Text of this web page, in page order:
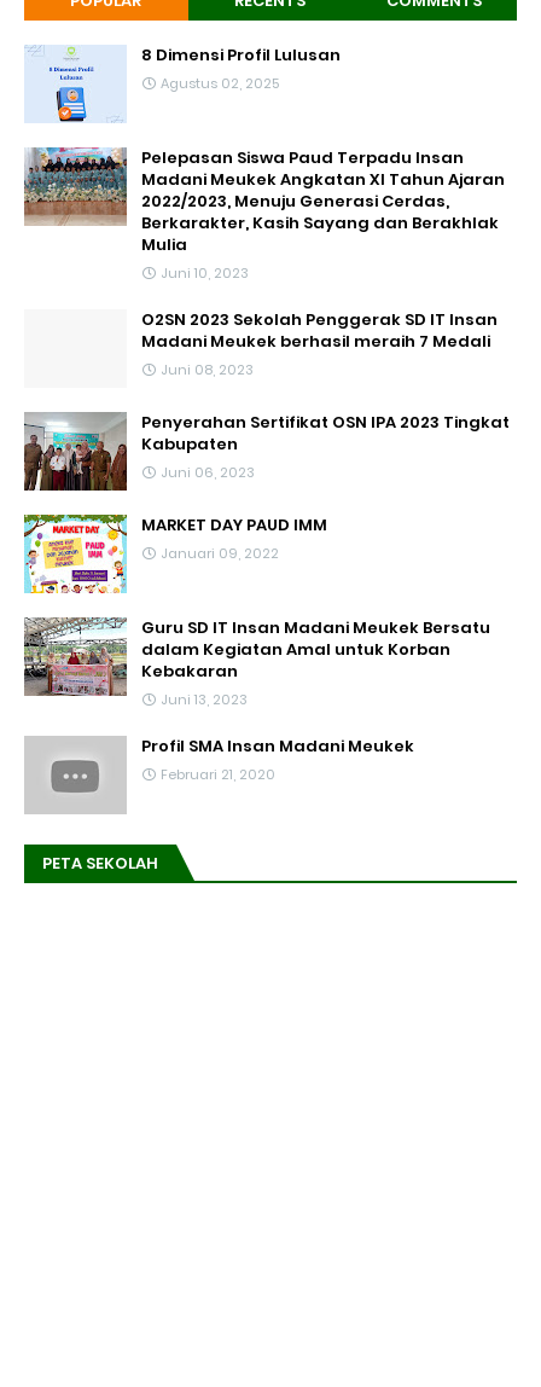
8 Dimensi Profil Lulusan
Agustus 02, 2025
Pelepasan Siswa Paud Terpadu Insan
Madani Meukek Angkatan XI Tahun Ajaran
2022/2023, Menuju Generasi Cerdas,
Berkarakter, Kasih Sayang dan Berakhlak
Mulia
Juni 10, 2023
O2SN 2023 Sekolah Penggerak SD IT Insan
Madani Meukek berhasil meraih 7 Medali
Juni 08, 2023
Penyerahan Sertifikat OSN IPA 2023 Tingkat
Kabupaten
Juni 06, 2023
MARKET DAY PAUD IMM
Januari 09, 2022
Guru SD IT Insan Madani Meukek Bersatu
dalam Kegiatan Amal untuk Korban
Kebakaran
Juni 13, 2023
Profil SMA Insan Madani Meukek
Februari 21, 2020
PETA SEKOLAH